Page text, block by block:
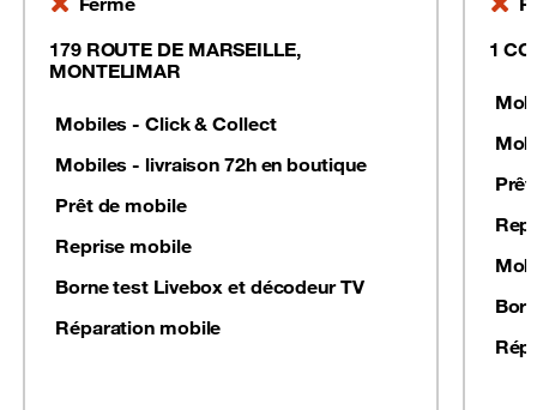
179 ROUTE DE MARSEILLE,
MONTELIMAR
Mobiles - Click & Collect
Mobiles - livraison 72h en boutique
Prêt de mobile
Reprise mobile
Borne test Livebox et décodeur TV
Réparation mobile
1